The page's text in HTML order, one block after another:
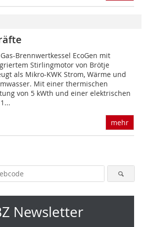
Brennwertkessel EcoGen mit
Stirlingmotor von Brötje
als Mikro-KWK Strom, Wärme und
Mit einer thermischen
von 5 kWth und einer elektrischen
mehr
Newsletter